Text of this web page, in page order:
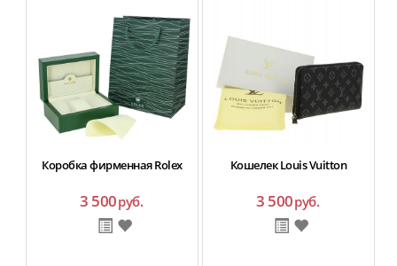
Коробка фирменная Rolex
3 500руб.
Кошелек Louis Vuitton
3 500руб.